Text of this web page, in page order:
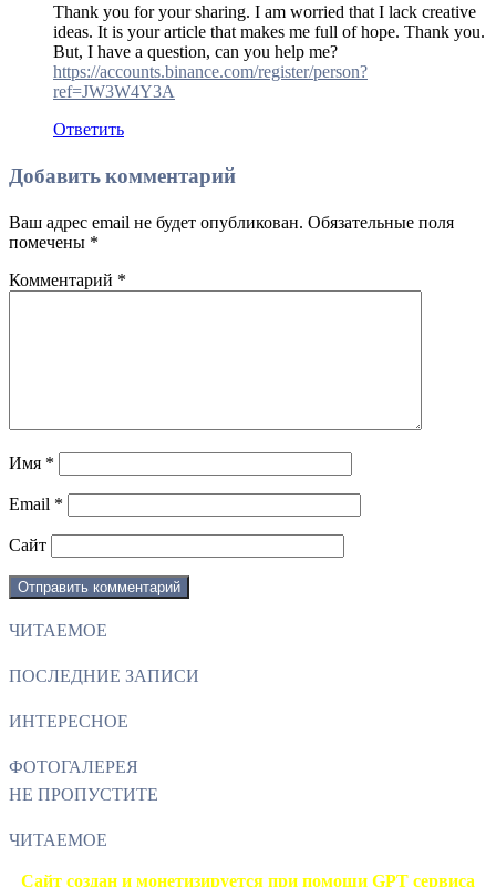
Thank you for your sharing. I am worried that I lack creative
ideas. It is your article that makes me full of hope. Thank you.
But, I have a question, can you help me?
https://accounts.binance.com/register/person?
ref=JW3W4Y3A
Ответить
Добавить комментарий
Ваш адрес email не будет опубликован. Обязательные поля
помечены *
Комментарий *
Имя *
Email *
Сайт
ЧИТАЕМОЕ
ПОСЛЕДНИЕ ЗАПИСИ
ИНТЕРЕСНОЕ
ФОТОГАЛЕРЕЯ
НЕ ПРОПУСТИТЕ
ЧИТАЕМОЕ
Facebook
Twitter
WhatsApp
Telegram
Сайт создан и монетизируется при помощи GPT сервиса